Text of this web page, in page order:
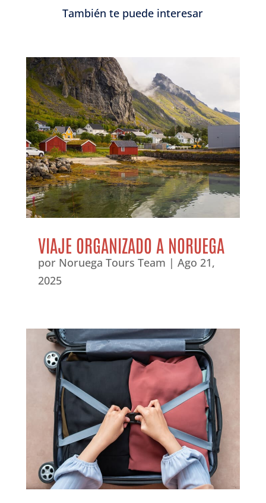
También te puede interesar
VIAJE ORGANIZADO A NORUEGA
por Noruega Tours Team | Ago 21,
2025